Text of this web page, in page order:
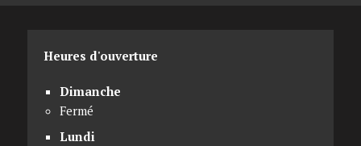
Heures d'ouverture
Dimanche
Fermé
Lundi